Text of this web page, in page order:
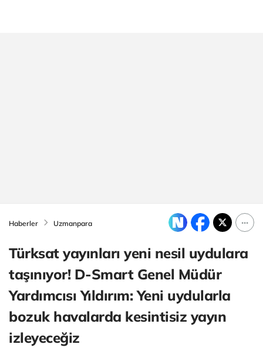
Haberler Uzmanpara
Türksat yayınları yeni nesil uydulara
taşınıyor! D-Smart Genel Müdür
Yardımcısı Yıldırım: Yeni uydularla
bozuk havalarda kesintisiz yayın
izleyeceğiz